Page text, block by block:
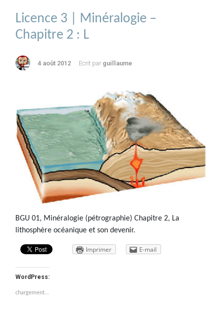
Licence 3 | Minéralogie –
Chapitre 2 : L
4 août 2012 Ecrit par guillaume
BGU 01, Minéralogie (pétrographie) Chapitre 2, La
lithosphère océanique et son devenir.
Imprimer E-mail
WordPress:
chargement…